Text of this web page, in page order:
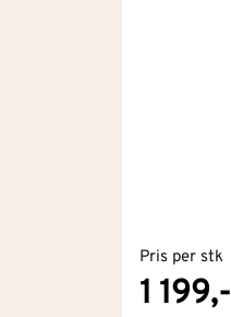
Pris per stk
1 199,-